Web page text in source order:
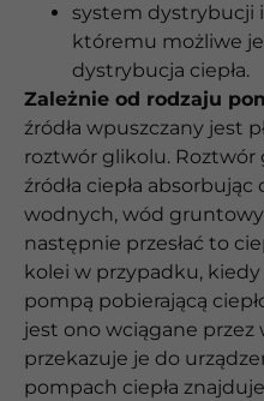
system dystrybucji
któremu możliwe
dystrybucja ciepła.
Zależnie od rodzaju
źródła wpuszczany jest
roztwór glikolu.
źródła ciepła
wodnych, wód
następnie przesłać to
kolei w przypadku,
pompą pobierającą
jest ono wciągane
przekazuje je do
pompach ciepła